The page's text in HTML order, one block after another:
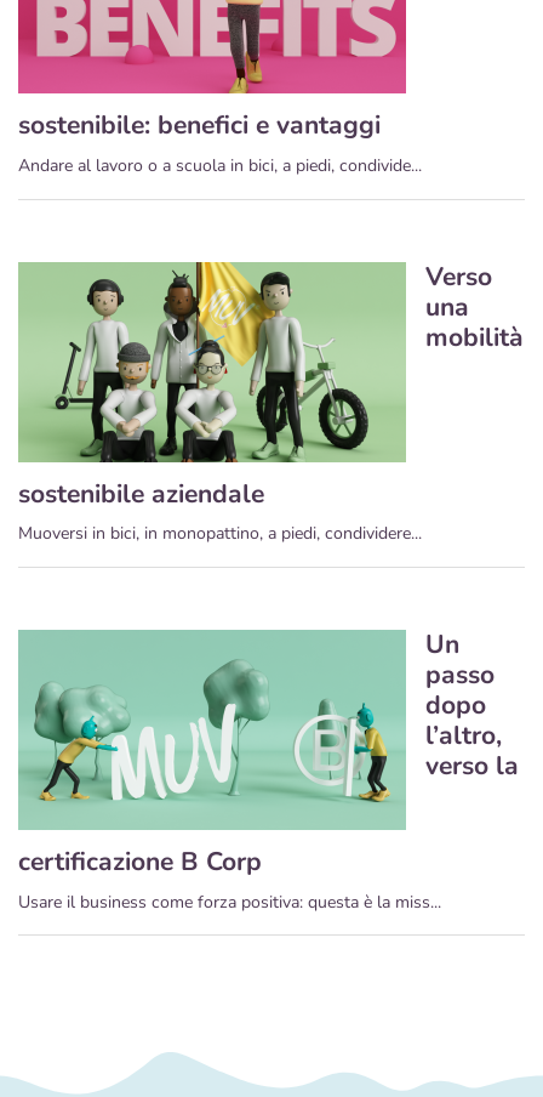
sostenibile: benefici e vantaggi
Andare al lavoro o a scuola in bici, a piedi, condivide...
Verso
una
mobilità
sostenibile aziendale
Muoversi in bici, in monopattino, a piedi, condividere...
Un
passo
dopo
l’altro,
verso la
certificazione B Corp
Usare il business come forza positiva: questa è la miss...